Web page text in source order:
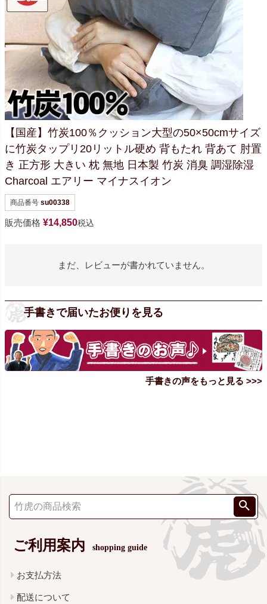
【国産】竹炭100％クッション大型の50×50cmサイズ
に竹炭タップリ20リットル硬め 背もたれ 背あて 肘置
き 正方形 大きい 枕 無地 日本製 竹炭 消臭 調湿 除湿
Charcoal エアリー マイナスイオン
商品番号 su00338
販売価格 ¥14,850税込
まだ、レビューが書かれていません。
手書きで届いたお便りを見る
手書きの声をもっと見る >>>
ご利用案内 shopping guide
お支払方法
配送について